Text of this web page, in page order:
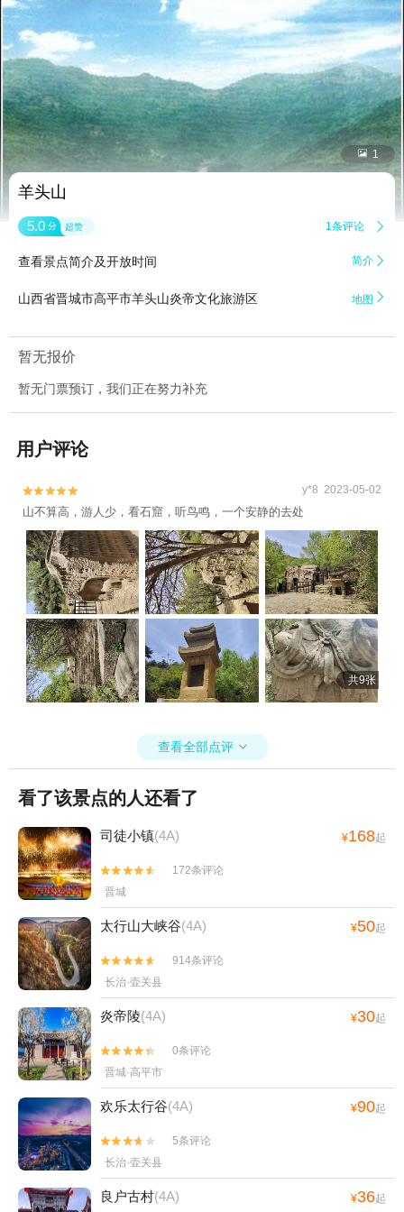
 1
羊头山
5.0 分 超赞 1条评论 
查看景点简介及开放时间 简介 
山西省晋城市高平市羊头山炎帝文化旅游区 地图 
暂无报价
暂无门票预订，我们正在努力补充
用户评论

 y*8 2023-05-02
山不算高，游人少，看石窟，听鸟鸣，一个安静的去处
共9张
查看全部点评 
看了该景点的人还看了
司徒小镇(4A) ¥168起


172条评论
晋城
太行山大峡谷(4A) ¥50起


914条评论
长治·壶关县
炎帝陵(4A) ¥30起


0条评论
晋城·高平市
欢乐太行谷(4A) ¥90起


5条评论
长治·壶关县
良户古村(4A) ¥36起
